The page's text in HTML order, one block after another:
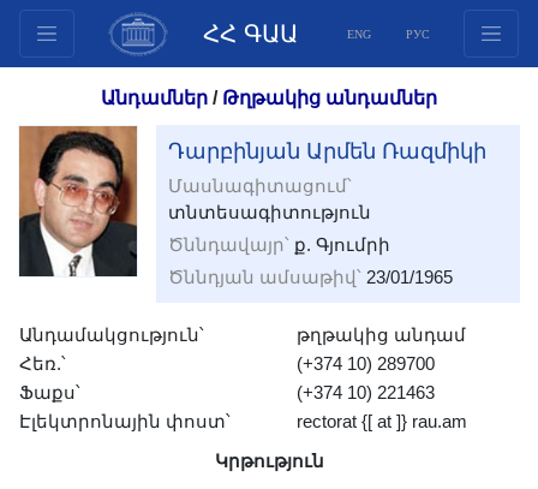
ՀՀ ԳԱԱ ENG РУС
անդամներ
Փաստաթղթեր
Ինովացիոն առաջարկներ
Հրատարակություններ
Գիտաժողովներ
Մրցույթներ
Միջազգային
Անդամներ / Թղթակից անդամներ
Դարբինյան Արմեն Ռազմիկի
Մասնագիտացում՝
տնտեսագիտություն
Ծննդավայր՝ ք. Գյումրի
Ծննդյան ամսաթիվ՝ 23/01/1965
Անդամակցություն՝
թղթակից անդամ
Հեռ.՝
(+374 10) 289700
Ֆաքս՝
(+374 10) 221463
Էլեկտրոնային փոստ՝
rectorat {[ at ]} rau.am
Կրթություն